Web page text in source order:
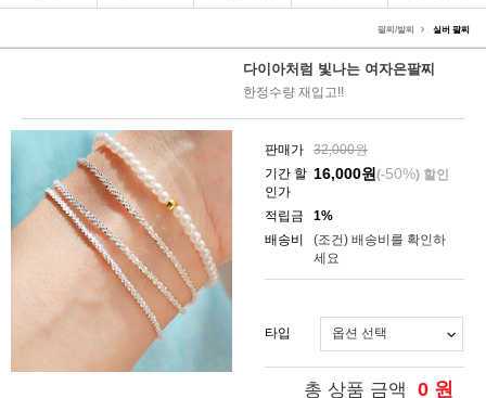
팔찌/발찌 실버 팔찌
다이아처럼 빛나는 여자은팔찌
한정수량 재입고!!
판매가
32,000원
기간 할
인가
16,000원 (-50%) 할인
적립금
1%
배송비
(조건) 배송비를 확인하
세요
타입
총 상품 금액 0 원